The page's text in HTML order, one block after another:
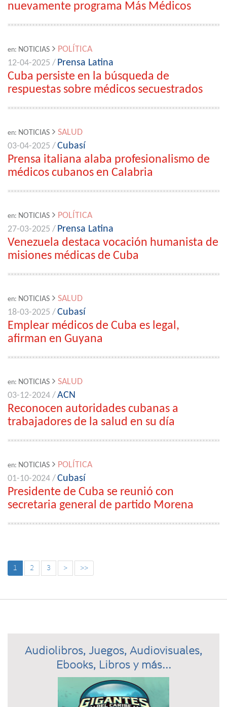
nuevamente programa Más Médicos
en: NOTICIAS
POLÍTICA
12-04-2025 / Prensa Latina
Cuba persiste en la búsqueda de
respuestas sobre médicos secuestrados
en: NOTICIAS
SALUD
03-04-2025 /Cubasí
Prensa italiana alaba profesionalismo de
médicos cubanos en Calabria
en: NOTICIAS
POLÍTICA
27-03-2025 / Prensa Latina
Venezuela destaca vocación humanista de
misiones médicas de Cuba
en: NOTICIAS
SALUD
18-03-2025 /Cubasí
Emplear médicos de Cuba es legal,
afirman en Guyana
en: NOTICIAS
SALUD
03-12-2024 /ACN
Reconocen autoridades cubanas a
trabajadores de la salud en su día
en: NOTICIAS
POLÍTICA
01-10-2024 /Cubasí
Presidente de Cuba se reunió con
secretaria general de partido Morena
1 2 3 > >>
Audiolibros, Juegos, Audiovisuales,
Ebooks, Libros y más...